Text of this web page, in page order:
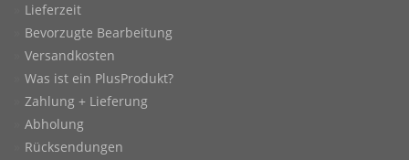
Lieferzeit
Bevorzugte Bearbeitung
Versandkosten
Was ist ein PlusProdukt?
Zahlung + Lieferung
Abholung
Rücksendungen